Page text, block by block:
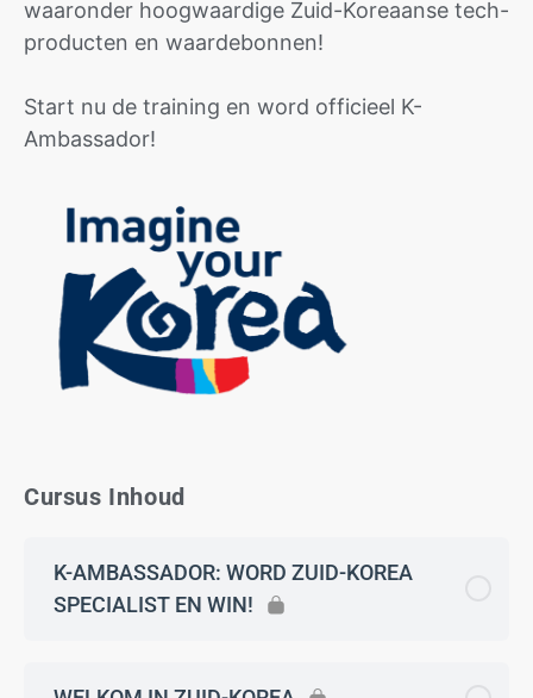
waaronder hoogwaardige Zuid-Koreaanse tech-
producten en waardebonnen!
Start nu de training en word officieel K-
Ambassador!
Cursus Inhoud
K-AMBASSADOR: WORD ZUID-KOREA
SPECIALIST EN WIN!